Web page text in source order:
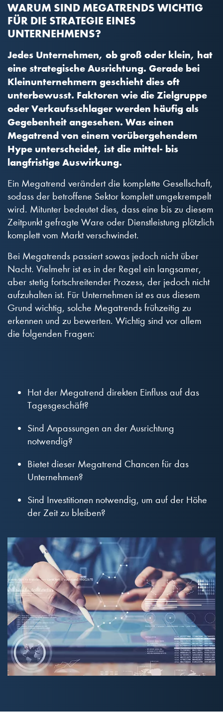
WARUM SIND MEGATRENDS WICHTIG
FÜR DIE STRATEGIE EINES
UNTERNEHMENS?
Jedes Unternehmen, ob groß oder klein, hat
eine strategische Ausrichtung. Gerade bei
Kleinunternehmern geschieht dies oft
unterbewusst. Faktoren wie die Zielgruppe
oder Verkaufsschlager werden häufig als
Gegebenheit angesehen. Was einen
Megatrend von einem vorübergehendem
Hype unterscheidet, ist die mittel- bis
langfristige Auswirkung.
Ein Megatrend verändert die komplette Gesellschaft,
sodass der betroffene Sektor komplett umgekrempelt
wird. Mitunter bedeutet dies, dass eine bis zu diesem
Zeitpunkt gefragte Ware oder Dienstleistung plötzlich
komplett vom Markt verschwindet.
Bei Megatrends passiert sowas jedoch nicht über
Nacht. Vielmehr ist es in der Regel ein langsamer,
aber stetig fortschreitender Prozess, der jedoch nicht
aufzuhalten ist. Für Unternehmen ist es aus diesem
Grund wichtig, solche Megatrends frühzeitig zu
erkennen und zu bewerten. Wichtig sind vor allem
die folgenden Fragen:
Hat der Megatrend direkten Einfluss auf das
Tagesgeschäft?
Sind Anpassungen an der Ausrichtung
notwendig?
Bietet dieser Megatrend Chancen für das
Unternehmen?
Sind Investitionen notwendig, um auf der Höhe
der Zeit zu bleiben?